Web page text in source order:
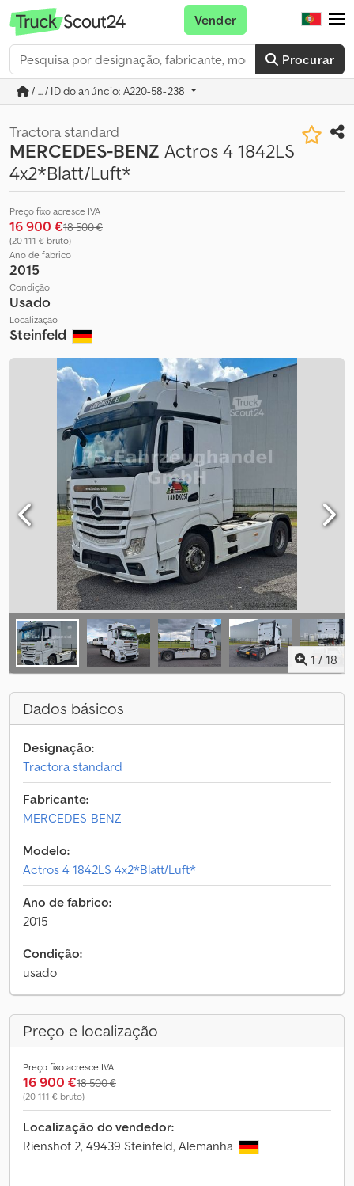
Procurar
Vender
/ ... / ID do anúncio: A220-58-238
Tractora standard
MERCEDES-BENZ Actros 4 1842LS
4x2*Blatt/Luft*
Preço fixo acresce IVA
16 900 €18 500 €
(20 111 € bruto)
Ano de fabrico
2015
Condição
Usado
Localização
Steinfeld
1 / 18
Dados básicos
Designação:
Tractora standard
Fabricante:
MERCEDES-BENZ
Modelo:
Actros 4 1842LS 4x2*Blatt/Luft*
Ano de fabrico:
2015
Condição:
usado
Preço e localização
Preço fixo acresce IVA
16 900 €18 500 €
(20 111 € bruto)
Localização do vendedor:
Rienshof 2, 49439 Steinfeld, Alemanha